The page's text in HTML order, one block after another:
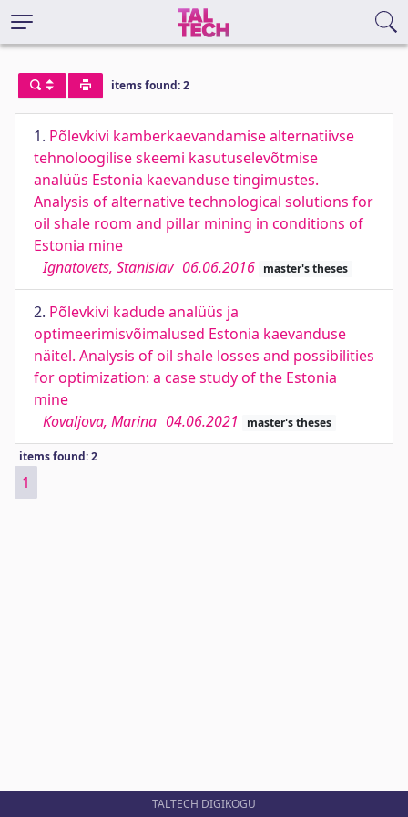
items found: 2
1. Põlevkivi kamberkaevandamise alternatiivse
tehnoloogilise skeemi kasutuselevõtmise
analüüs Estonia kaevanduse tingimustes.
Analysis of alternative technological solutions for
oil shale room and pillar mining in conditions of
Estonia mine
Ignatovets, Stanislav 06.06.2016 master's theses
2. Põlevkivi kadude analüüs ja
optimeerimisvõimalused Estonia kaevanduse
näitel. Analysis of oil shale losses and possibilities
for optimization: a case study of the Estonia
mine
Kovaljova, Marina 04.06.2021 master's theses
items found: 2
1
TALTECH DIGIKOGU